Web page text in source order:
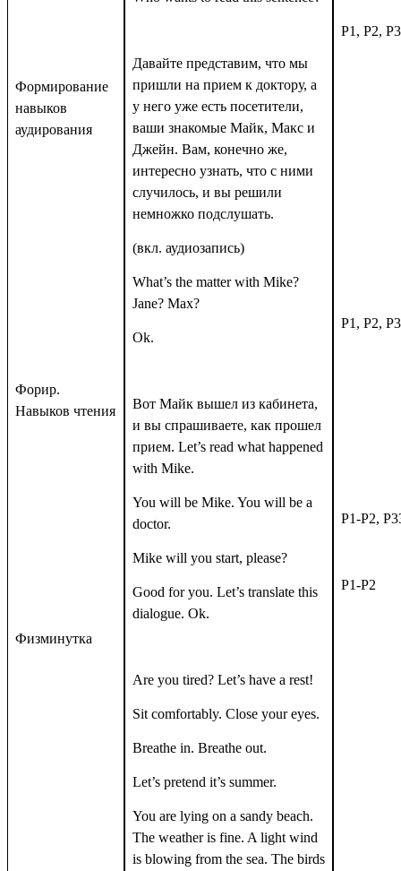
Формирование
навыков
аудирования
Форир.
Навыков чтения
Физминутка
Давайте представим, что мы
пришли на прием к доктору, а
у него уже есть посетители,
ваши знакомые Майк, Макс и
Джейн. Вам, конечно же,
интересно узнать, что с ними
случилось, и вы решили
немножко подслушать.
(вкл. аудиозапись)
What’s the matter with Mike?
Jane? Max?
Ok.
Вот Майк вышел из кабинета,
и вы спрашиваете, как прошел
прием. Let’s read what happened
with Mike.
You will be Mike. You will be a
doctor.
Mike will you start, please?
Good for you. Let’s translate this
dialogue. Ok.
Are you tired? Let’s have a rest!
Sit comfortably. Close your eyes.
Breathe in. Breathe out.
Let’s pretend it’s summer.
You are lying on a sandy beach.
The weather is fine. A light wind
is blowing from the sea. The birds
P1, P2,
P1, P2, P3
P1-P2,
P1-P2